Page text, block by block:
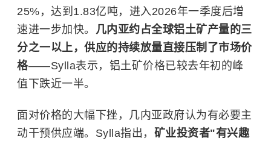
25%，达到1.83亿吨，进入2026年一季度后增
速进一步加快。 几内亚约占全球铝土矿产量的三
分之一以上，供应的持续放量直接压制了市场价
格——Sylla表示，铝土矿价格已较去年初的峰
值下跌近一半。
面对价格的大幅下挫，几内亚政府认为有必要主
动干预供应端。Sylla指出， 矿业投资者"有兴趣